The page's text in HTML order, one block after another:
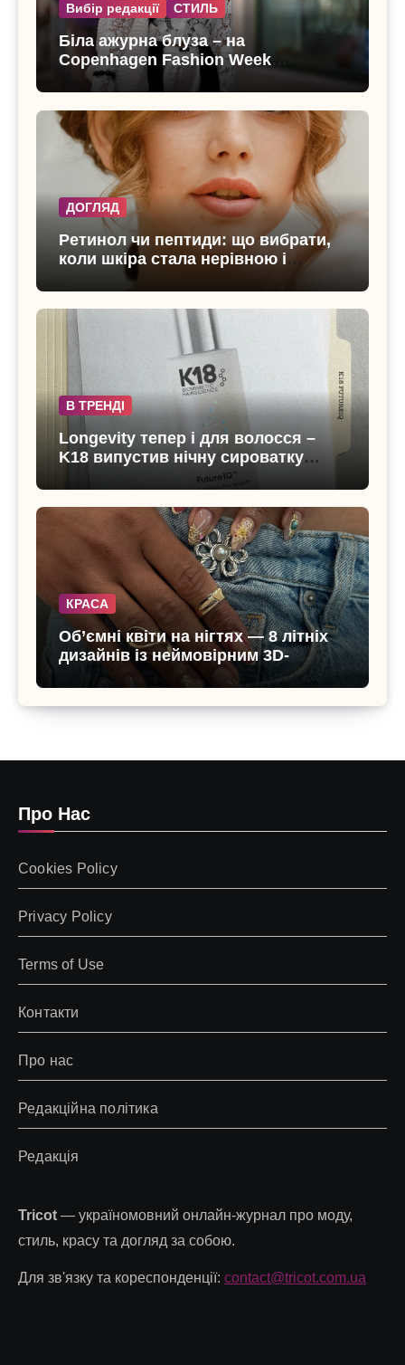
Вибір редакції СТИЛЬ
Біла ажурна блуза – на
Copenhagen Fashion Week
показали тренд цього літа
ДОГЛЯД
Ретинол чи пептиди: що вибрати,
коли шкіра стала нерівною і
чутливою
В ТРЕНДІ
Longevity тепер і для волосся –
K18 випустив нічну сироватку
FutureIQ
КРАСА
Об’ємні квіти на нігтях — 8 літніх
дизайнів із неймовірним 3D-
Про Нас
Cookies Policy
Privacy Policy
Terms of Use
Контакти
Про нас
Редакційна політика
Редакція
Tricot — україномовний онлайн-журнал про моду,
стиль, красу та догляд за собою.
Для зв'язку та кореспонденції: contact@tricot.com.ua